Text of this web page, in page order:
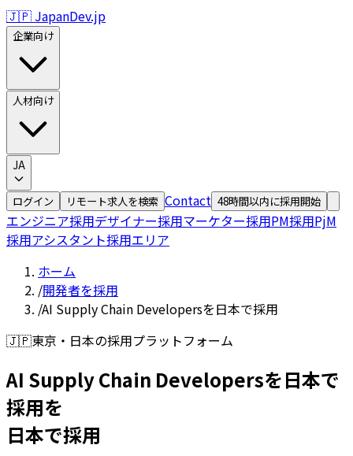
🇯🇵 JapanDev.jp
企業向け
人材向け
JA
ログイン リモート求人を検索 Contact 48時間以内に採用開始
エンジニア採用デザイナー採用マーケター採用PM採用PjM
採用アシスタント採用エリア
ホーム
/開発者を採用
/AI Supply Chain Developersを日本で採用
🇯🇵東京・日本の採用プラットフォーム
AI Supply Chain Developersを日本で
採用を
日本で採用